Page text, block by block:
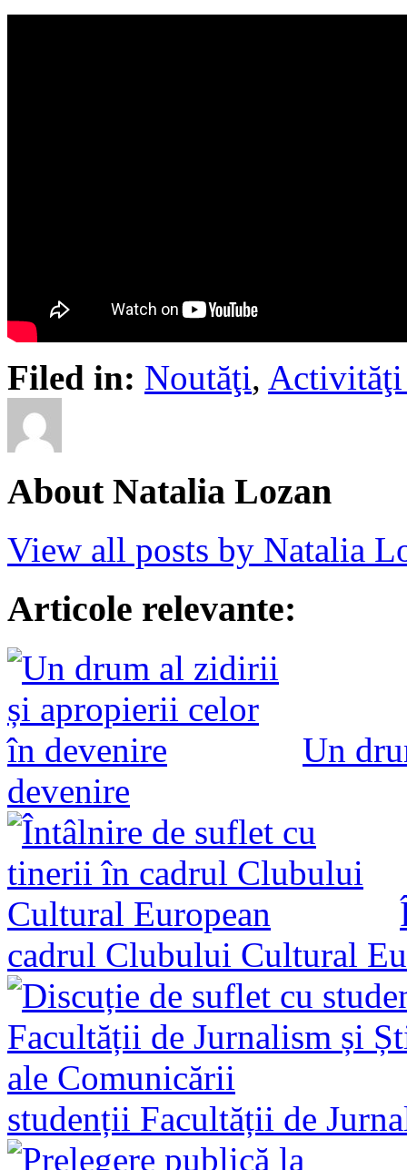
Filed in: Noutăţi, Activităţi
About Natalia Lozan
View all posts by Natalia
Articole relevante:
Un
devenire
cadrul Clubului Cultural
studenții Facultății de